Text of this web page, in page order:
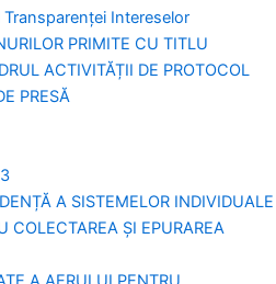
Transparenței Intereselor
PRIMITE CU TITLU
ACTIVITĂȚII DE PROTOCOL
PRESĂ
A SISTEMELOR INDIVIDUALE
COLECTAREA ȘI EPURAREA